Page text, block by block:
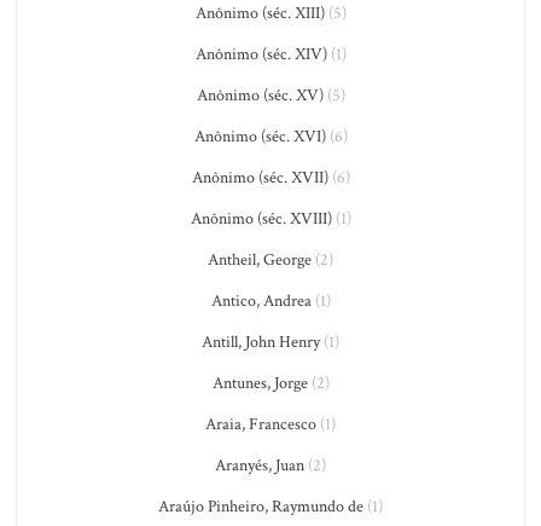
Anônimo (séc. XIII)(5)
Anônimo (séc. XIV)(1)
Anônimo (séc. XV)(5)
Anônimo (séc. XVI)(6)
Anônimo (séc. XVII)(6)
Anônimo (séc. XVIII)(1)
Antheil, George (2)
Antico, Andrea(1)
Antill, John Henry(1)
Antunes, Jorge(2)
Araia, Francesco (1)
Aranyés, Juan (2)
Araújo Pinheiro, Raymundo de (1)